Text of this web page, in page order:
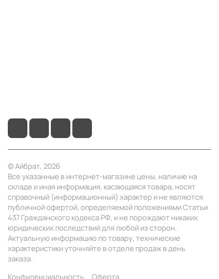
© Айбрат, 2026
Все указанные в интернет-магазине цены, наличие на
складе и иная информация, касающаяся товара, носят
справочный (информационный) характер и не являются
публичной офертой, определяемой положениями Статьи
437 Гражданского кодекса РФ, и не порождают никаких
юридических последствий для любой из сторон.
Актуальную информацию по товару, технические
характеристики уточняйте в отделе продаж в день
заказа.
Конфиденциальность
Оферта